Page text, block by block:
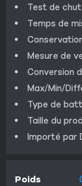
Test de
Temps de
Mesure de
Conversion
Max/Min/
Type de
Taille du
Importé par
Poids